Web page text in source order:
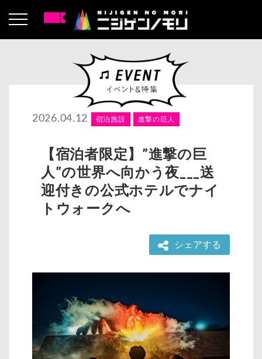
2026.04.12 宿泊施設 進撃の巨人
【宿泊者限定】”進撃の巨
人”の世界へ向かう夜___送
迎付きの公式ホテルでナイ
トウォークへ
シェアする